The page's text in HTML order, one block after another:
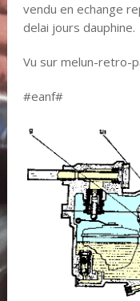
vendu en echange
delai jours dauphine.
Vu sur melun-retro-
#eanf#